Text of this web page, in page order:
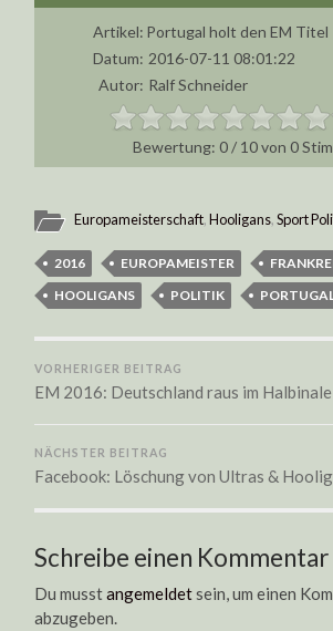
Artikel: Portugal holt den EM Titel
Datum: 2016-07-11 08:01:22
Autor: Ralf Schneider
0/ 10von 0
Europameisterschaft,Hooligans,Sport
2016 EUROPAMEISTER
HOOLIGANS
POLITIK
VORHERIGER BEITRAG
EM 2016: Deutschland raus im Halbinale
NÄCHSTER BEITRAG
Facebook: Löschung von Ultras &
Schreibe einen Kommentar
Du musstangemeldetsein, um einen
abzugeben.